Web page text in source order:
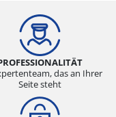
das an Ihrer
Seite steht